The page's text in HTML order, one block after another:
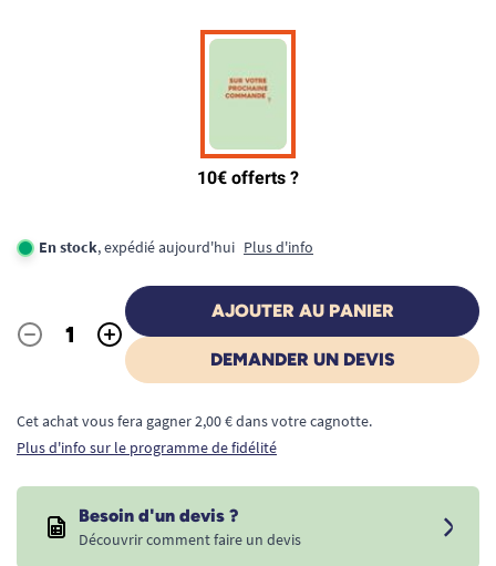
En stock, expédié aujourd'hui Plus d'info
Quantité
- +
AJOUTER AU PANIER
DEMANDER UN DEVIS
Cet achat vous fera gagner 2,00 € dans votre cagnotte.
Plus d'info sur le programme de fidélité
Besoin d'un devis ?
Découvrir comment faire un devis